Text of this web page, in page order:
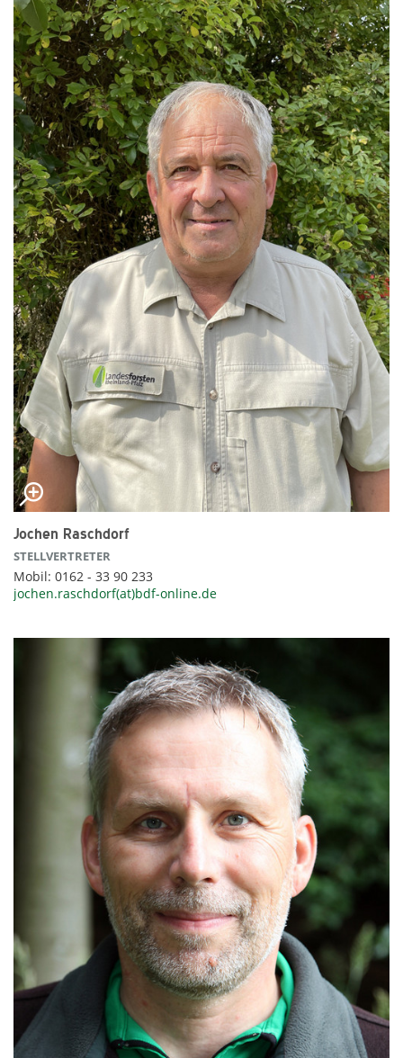
Jochen Raschdorf
STELLVERTRETER
Mobil: 0162 - 33 90 233
jochen.raschdorf(at)bdf-online.de